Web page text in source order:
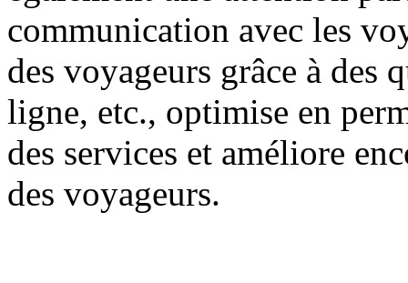
communication avec les
des voyageurs grâce à des
ligne, etc., optimise en
des services et améliore
des voyageurs.